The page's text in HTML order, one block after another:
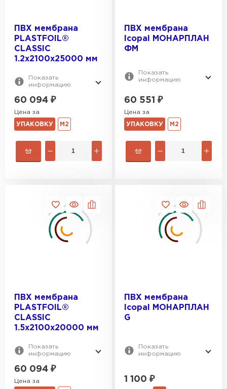
ПВХ мембрана
PLASTFOIL®
CLASSIC
1.2х2100х25000 мм
Показать
информацию
60 094 ₽
Цена за
УПАКОВКУ М2
ПВХ мембрана
Icopal МОНАРПЛАН
ФМ
Показать
информацию
60 551 ₽
Цена за
УПАКОВКУ М2
ПВХ мембрана
PLASTFOIL®
CLASSIC
1.5х2100х20000 мм
Показать
информацию
60 094 ₽
Цена за
ПВХ мембрана
Icopal МОНАРПЛАН
G
Показать
информацию
1 100 ₽